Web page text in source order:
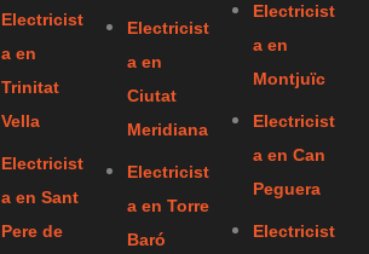
Electricist
a en
Trinitat
Vella
Electricist
a en Sant
Pere de
Electricist
a en
Ciutat
Meridiana
Electricist
a en Torre
Baró
Electricist
a en
Montjuïc
Electricist
a en Can
Peguera
Electricist